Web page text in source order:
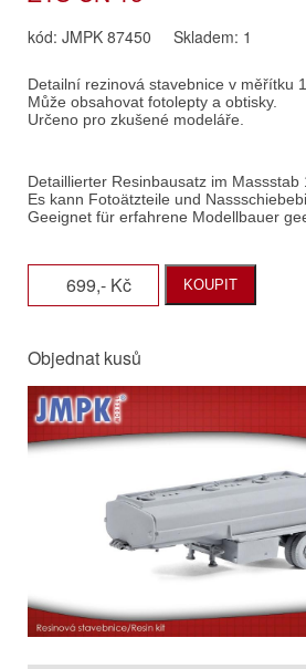
kód: JMPK 87450 Skladem: 1
699,- Kč KOUPIT
Objednat kusů